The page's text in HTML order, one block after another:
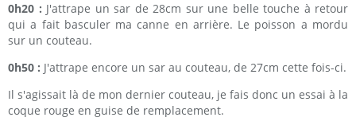
0h20 : J'attrape un sar de 28cm sur une belle touche à retour
qui a fait basculer ma canne en arrière. Le poisson a mordu
sur un couteau.
0h50 : J'attrape encore un sar au couteau, de 27cm cette fois-ci.
Il s'agissait là de mon dernier couteau, je fais donc un essai à la
coque rouge en guise de remplacement.